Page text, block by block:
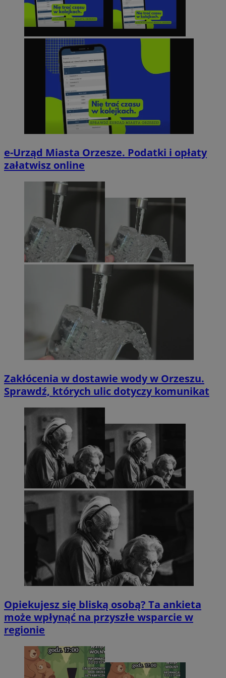
e-Urząd Miasta Orzesze. Podatki i opłaty
załatwisz online
Zakłócenia w dostawie wody w Orzeszu.
Sprawdź, których ulic dotyczy komunikat
Opiekujesz się bliską osobą? Ta ankieta
może wpłynąć na przyszłe wsparcie w
regionie